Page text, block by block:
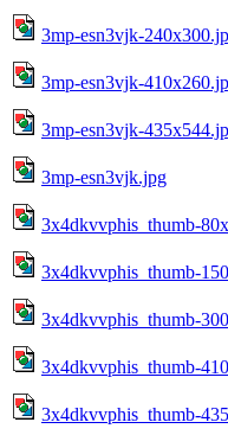
3mp-esn3vjk-
3mp-esn3vjk-
3mp-esn3vjk-
3mp-esn3vjk.jpg
3x4dkvvphis_thumb-
3x4dkvvphis_thumb-
3x4dkvvphis_thumb-
3x4dkvvphis_thumb-
3x4dkvvphis_thumb-